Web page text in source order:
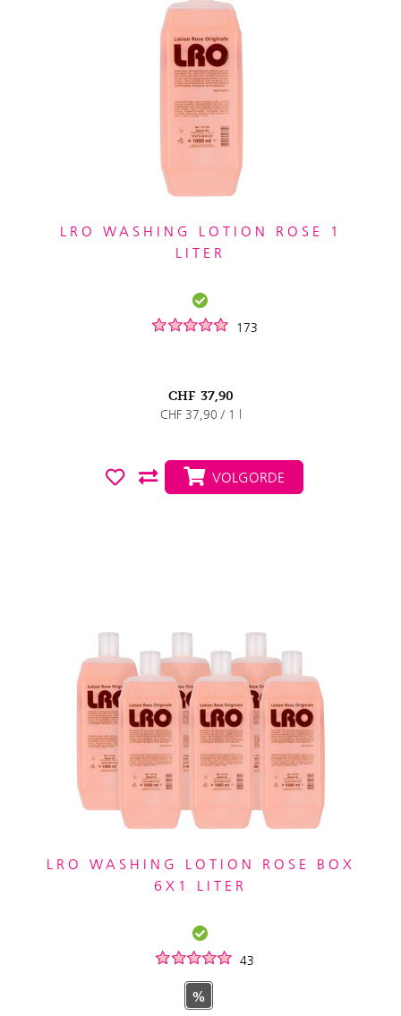
LRO WASHING LOTION ROSE 1
LITER
173
CHF 37,90
CHF 37,90 / 1 l
VOLGORDE
LRO WASHING LOTION ROSE BOX
6X1 LITER
43
%